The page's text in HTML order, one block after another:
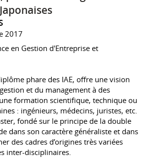
2017
en Gestion d'Entreprise et
phare des IAE, offre une vision
et du management à des
formation scientifique, technique ou
: ingénieurs, médecins, juristes, etc.
fondé sur le principe de la double
dans son caractère généraliste et dans
des cadres d’origines très variées
inter-disciplinaires.